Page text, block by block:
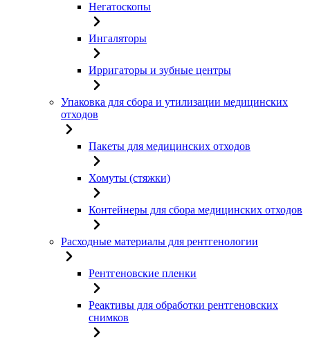
Негатоскопы
Ингаляторы
Ирригаторы и зубные центры
Упаковка для сбора и утилизации медицинских
отходов
Пакеты для медицинских отходов
Хомуты (стяжки)
Контейнеры для сбора медицинских отходов
Расходные материалы для рентгенологии
Рентгеновские пленки
Реактивы для обработки рентгеновских
снимков